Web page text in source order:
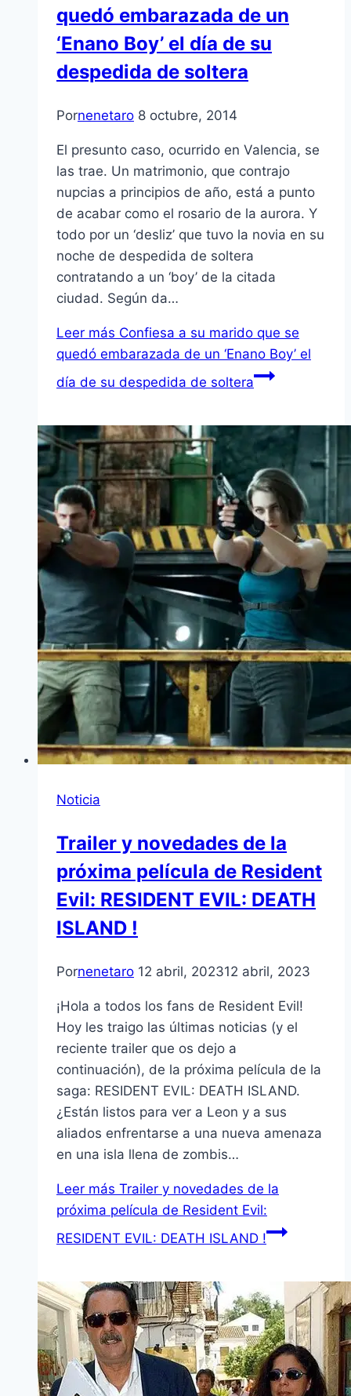
quedó embarazada de un
‘Enano Boy’ el día de su
despedida de soltera
Pornenetaro 8 octubre, 2014
El presunto caso, ocurrido en Valencia, se
las trae. Un matrimonio, que contrajo
nupcias a principios de año, está a punto
de acabar como el rosario de la aurora. Y
todo por un ‘desliz’ que tuvo la novia en su
noche de despedida de soltera
contratando a un ‘boy’ de la citada
ciudad. Según da…
Leer más Confiesa a su marido que se
quedó embarazada de un ‘Enano Boy’ el
día de su despedida de soltera
Noticia
Trailer y novedades de la
próxima película de Resident
Evil: RESIDENT EVIL: DEATH
ISLAND !
Pornenetaro 12 abril, 202312 abril, 2023
¡Hola a todos los fans de Resident Evil!
Hoy les traigo las últimas noticias (y el
reciente trailer que os dejo a
continuación), de la próxima película de la
saga: RESIDENT EVIL: DEATH ISLAND.
¿Están listos para ver a Leon y a sus
aliados enfrentarse a una nueva amenaza
en una isla llena de zombis…
Leer más Trailer y novedades de la
próxima película de Resident Evil:
RESIDENT EVIL: DEATH ISLAND !